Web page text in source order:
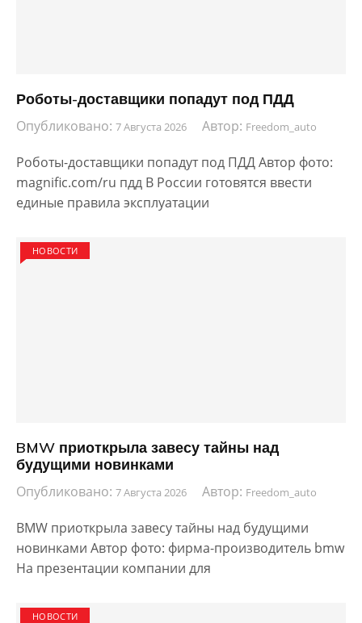
Роботы-доставщики попадут под ПДД
Опубликовано: 7 Августа 2026 Автор: Freedom_auto
Роботы-доставщики попадут под ПДД Автор фото:
magnific.com/ru пдд В России готовятся ввести
единые правила эксплуатации
НОВОСТИ
BMW приоткрыла завесу тайны над
будущими новинками
Опубликовано: 7 Августа 2026 Автор: Freedom_auto
BMW приоткрыла завесу тайны над будущими
новинками Автор фото: фирма-производитель bmw
На презентации компании для
НОВОСТИ